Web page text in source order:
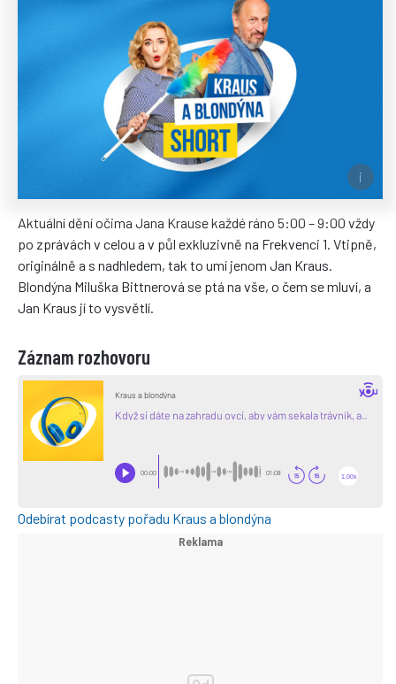
Aktuální dění očima Jana Krause každé ráno 5:00 – 9:00 vždy
po zprávách v celou a v půl exkluzivně na Frekvenci 1. Vtipně,
originálně a s nadhledem, tak to umí jenom Jan Kraus.
Blondýna Miluška Bittnerová se ptá na vše, o čem se mluví, a
Jan Kraus jí to vysvětlí.
Záznam rozhovoru
Odebírat podcasty pořadu Kraus a blondýna